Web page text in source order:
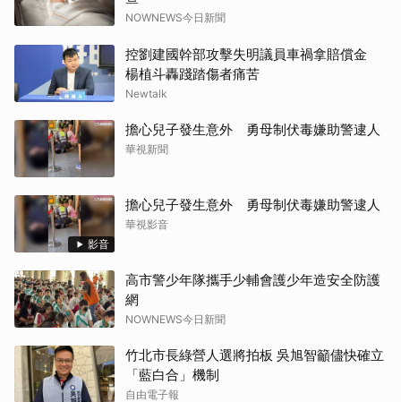
NOWNEWS今日新聞
控劉建國幹部攻擊失明議員車禍拿賠償金
楊植斗轟踐踏傷者痛苦
Newtalk
擔心兒子發生意外 勇母制伏毒嫌助警逮人
華視新聞
影音
擔心兒子發生意外 勇母制伏毒嫌助警逮人
華視影音
高市警少年隊攜手少輔會護少年造安全防護
網
NOWNEWS今日新聞
竹北市長綠營人選將拍板 吳旭智籲儘快確立
「藍白合」機制
自由電子報